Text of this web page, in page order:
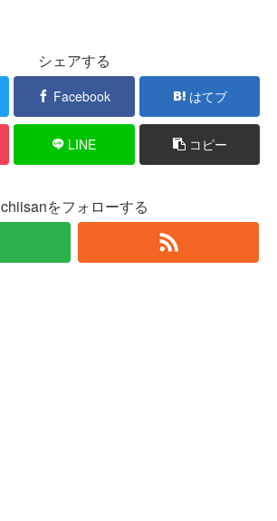
シェアする
Facebook はてブ
LINE コピー
chiisanをフォローする